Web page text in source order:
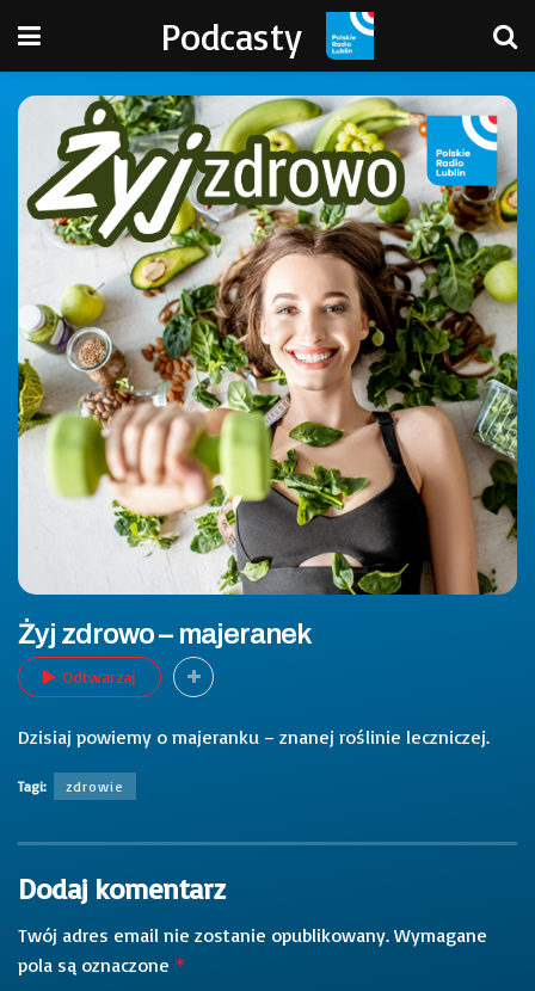
Podcasty
Żyj zdrowo – majeranek
Odtwarzaj
Dzisiaj powiemy o majeranku – znanej roślinie leczniczej.
Tagi: zdrowie
Dodaj komentarz
Twój adres email nie zostanie opublikowany. Wymagane
pola są oznaczone *